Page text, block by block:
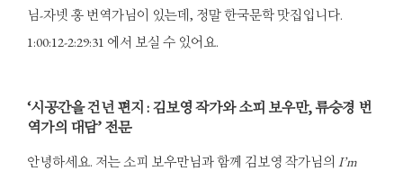
님-자넷 홍 번역가님이 있는데, 정말 한국문학 맛집입니다.
1:00:12-2:29:31 에서 보실 수 있어요.
‘시공간을 건넌 편지 : 김보영 작가와 소피 보우만, 류승경 번
역가의 대담’ 전문
안녕하세요. 저는 소피 보우만님과 함께 김보영 작가님의 I’m